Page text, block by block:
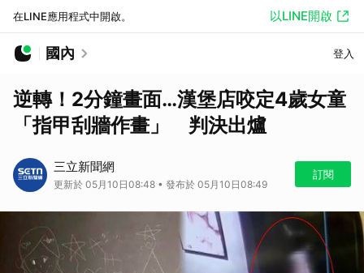
在LINE應用程式中開啟。 以LINE開啟
國內 登入
逆轉！2分鐘畫面…漢堡店咬定4歲女童
「指甲刮牆作畫」 判決出爐
三立新聞網
更新於 05月10日08:48 • 發布於 05月10日08:49
訂閱